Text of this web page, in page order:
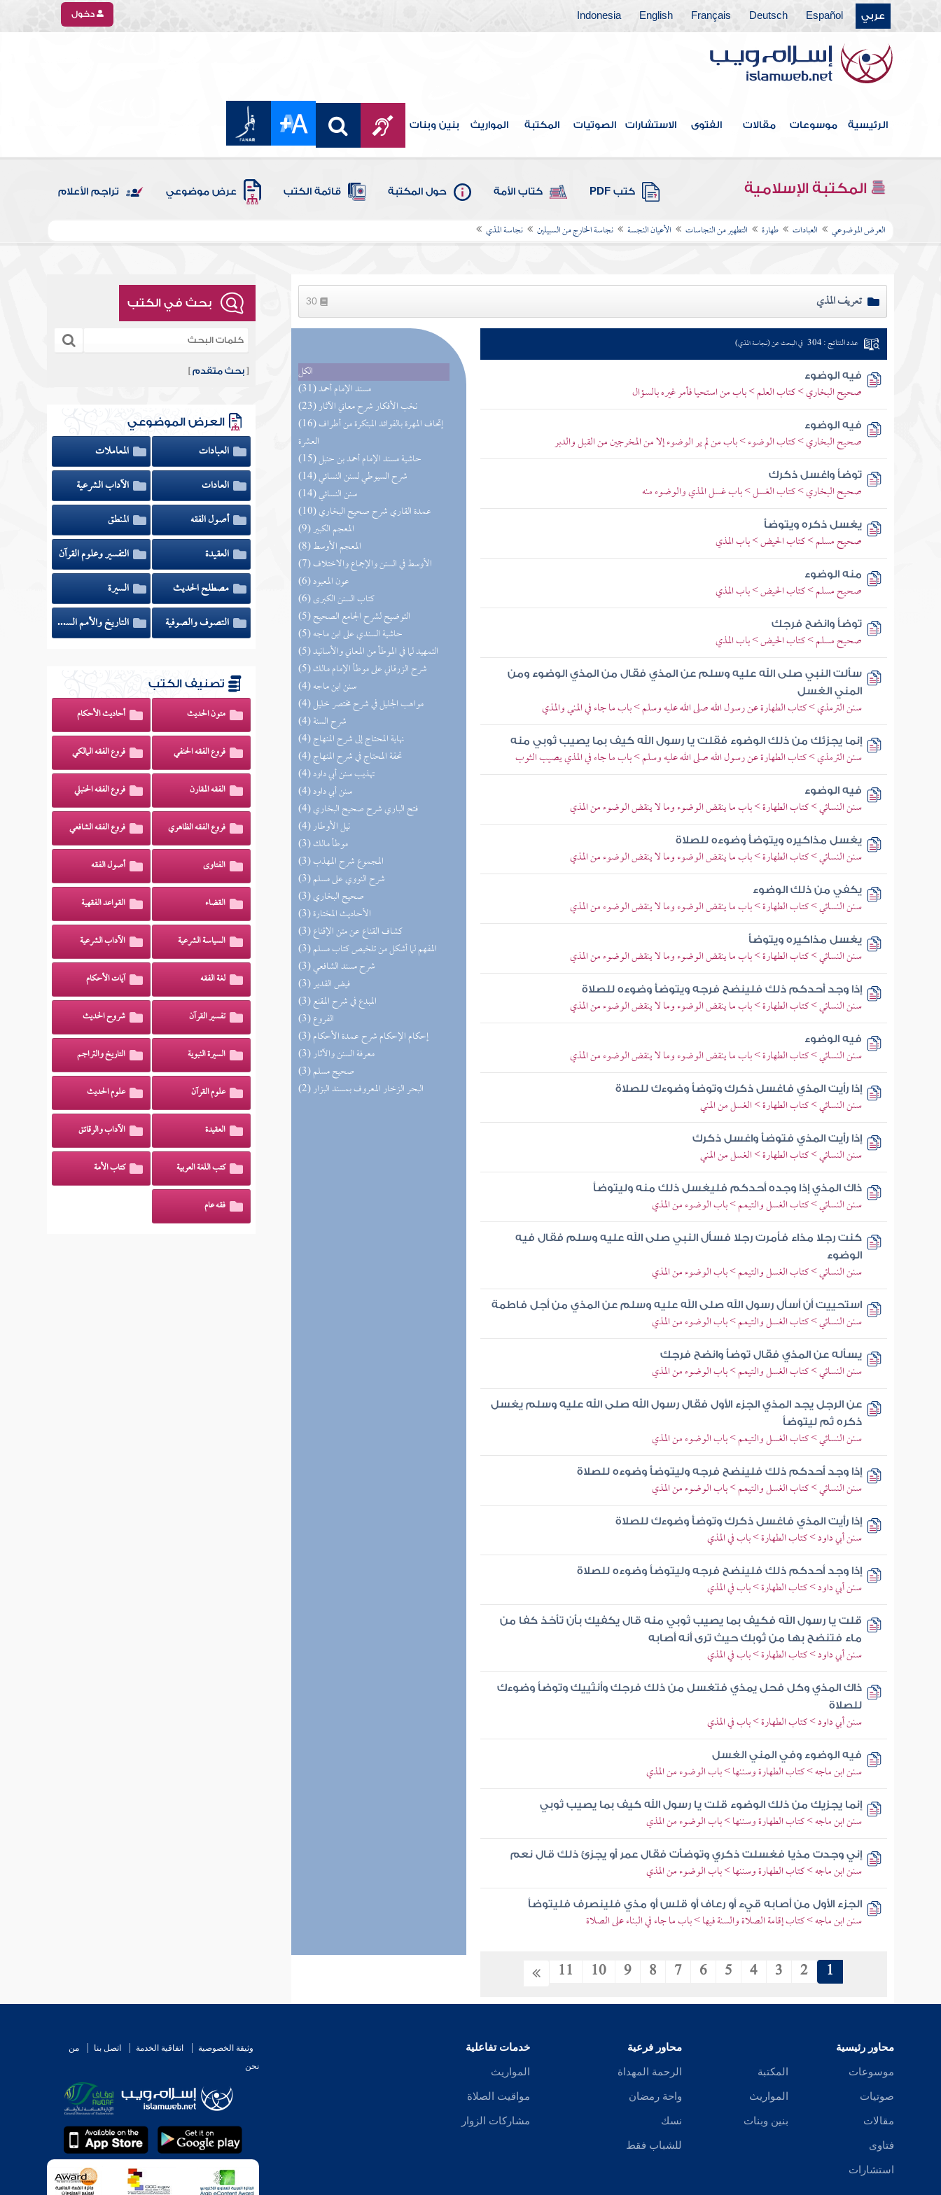
عربي Español
Deutsch
Français
English
Indonesia دخول
الرئيسية موسوعات مقالات الفتوى الاستشارات الصوتيات المكتبة المواريث بنين وبنات
المكتبة الإسلامية كتب PDF كتاب الأمة حول المكتبة قائمة الكتب عرض موضوعي تراجم الأعلام
العرض الموضوعي العبادات طهارة التطهير من النجاسات الأعيان النجسة نجاسة الخارج من السبيلين نجاسة المذي
تعريف المذي
الكل
(31) مسند الإمام أحمد
(23) نخب الأفكار شرح معاني الآثار
(16) إتحاف المهرة بالفوائد المبتكرة من أطراف
العشرة
(15) حاشية مسند الإمام أحمد بن حنبل
(14) شرح السيوطي لسنن النسائي
(14) سنن النسائي
(10) عمدة القاري شرح صحيح البخاري
(9) المعجم الكبير
(8) المعجم الأوسط
(7) الأوسط في السنن والإجماع والاختلاف
(6) عون المعبود
(6) كتاب السنن الكبرى
(5) التوضيح لشرح الجامع الصحيح
(5) حاشية السندي على ابن ماجه
(5) التمهيد لما في الموطأ من المعاني والأسانيد
(5) شرح الزرقاني على موطأ الإمام مالك
(4) سنن ابن ماجه
(4) مواهب الجليل في شرح مختصر خليل
(4) شرح السنة
(4) نهاية المحتاج إلى شرح المنهاج
(4) تحفة المحتاج في شرح المنهاج
(4) تهذيب سنن أبي داود
(4) سنن أبي داود
(4) فتح الباري شرح صحيح البخاري
(4) نيل الأوطار
(3) موطأ مالك
(3) المجموع شرح المهذب
(3) شرح النووي على مسلم
(3) صحيح البخاري
(3) الأحاديث المختارة
(3) كشاف القناع عن متن الإقناع
(3) المفهم لما أشكل من تلخيص كتاب مسلم
(3) شرح مسند الشافعي
(3) فيض القدير
(3) المبدع في شرح المقنع
(3) الفروع
(3) إحكام الإحكام شرح عمدة الأحكام
(3) معرفة السنن والآثار
(3) صحيح مسلم
(2) البحر الزخار المعروف بمسند البزار
عدد النتائج : 304 في البحث عن (نجاسة المذي)
فيه الوضوء
صحيح البخاري > كتاب العلم > باب من استحيا فأمر غيره بالسؤال
فيه الوضوء
صحيح البخاري > كتاب الوضوء > باب من لم ير الوضوء إلا من المخرجين من القبل والدبر
توضأ واغسل ذكرك
صحيح البخاري > كتاب الغسل > باب غسل المذي والوضوء منه
يغسل ذكره ويتوضأ
صحيح مسلم > كتاب الحيض > باب المذي
منه الوضوء
صحيح مسلم > كتاب الحيض > باب المذي
توضأ وانضح فرجك
صحيح مسلم > كتاب الحيض > باب المذي
سألت النبي صلى الله عليه وسلم عن المذي فقال من المذي الوضوء ومن
المني الغسل
سنن الترمذي > كتاب الطهارة عن رسول الله صلى الله عليه وسلم > باب ما جاء في المني والمذي
إنما يجزئك من ذلك الوضوء فقلت يا رسول الله كيف بما يصيب ثوبي منه
سنن الترمذي > كتاب الطهارة عن رسول الله صلى الله عليه وسلم > باب ما جاء في المذي يصيب الثوب
فيه الوضوء
سنن النسائي > كتاب الطهارة > باب ما ينقض الوضوء وما لا ينقض الوضوء من المذي
يغسل مذاكيره ويتوضأ وضوءه للصلاة
سنن النسائي > كتاب الطهارة > باب ما ينقض الوضوء وما لا ينقض الوضوء من المذي
يكفي من ذلك الوضوء
سنن النسائي > كتاب الطهارة > باب ما ينقض الوضوء وما لا ينقض الوضوء من المذي
يغسل مذاكيره ويتوضأ
سنن النسائي > كتاب الطهارة > باب ما ينقض الوضوء وما لا ينقض الوضوء من المذي
إذا وجد أحدكم ذلك فلينضح فرجه ويتوضأ وضوءه للصلاة
سنن النسائي > كتاب الطهارة > باب ما ينقض الوضوء وما لا ينقض الوضوء من المذي
فيه الوضوء
سنن النسائي > كتاب الطهارة > باب ما ينقض الوضوء وما لا ينقض الوضوء من المذي
إذا رأيت المذي فاغسل ذكرك وتوضأ وضوءك للصلاة
سنن النسائي > كتاب الطهارة > الغسل من المني
إذا رأيت المذي فتوضأ واغسل ذكرك
سنن النسائي > كتاب الطهارة > الغسل من المني
ذاك المذي إذا وجده أحدكم فليغسل ذلك منه وليتوضأ
سنن النسائي > كتاب الغسل والتيمم > باب الوضوء من المذي
كنت رجلا مذاء فأمرت رجلا فسأل النبي صلى الله عليه وسلم فقال فيه
الوضوء
سنن النسائي > كتاب الغسل والتيمم > باب الوضوء من المذي
استحييت أن أسأل رسول الله صلى الله عليه وسلم عن المذي من أجل فاطمة
سنن النسائي > كتاب الغسل والتيمم > باب الوضوء من المذي
يسأله عن المذي فقال توضأ وانضح فرجك
سنن النسائي > كتاب الغسل والتيمم > باب الوضوء من المذي
عن الرجل يجد المذي الجزء الأول فقال رسول الله صلى الله عليه وسلم يغسل
ذكره ثم ليتوضأ
سنن النسائي > كتاب الغسل والتيمم > باب الوضوء من المذي
إذا وجد أحدكم ذلك فلينضح فرجه وليتوضأ وضوءه للصلاة
سنن النسائي > كتاب الغسل والتيمم > باب الوضوء من المذي
إذا رأيت المذي فاغسل ذكرك وتوضأ وضوءك للصلاة
سنن أبي داود > كتاب الطهارة > باب في المذي
إذا وجد أحدكم ذلك فلينضح فرجه وليتوضأ وضوءه للصلاة
سنن أبي داود > كتاب الطهارة > باب في المذي
قلت يا رسول الله فكيف بما يصيب ثوبي منه قال يكفيك بأن تأخذ كفا من
ماء فتنضح بها من ثوبك حيث ترى أنه أصابه
سنن أبي داود > كتاب الطهارة > باب في المذي
ذاك المذي وكل فحل يمذي فتغسل من ذلك فرجك وأنثييك وتوضأ وضوءك
للصلاة
سنن أبي داود > كتاب الطهارة > باب في المذي
فيه الوضوء وفي المني الغسل
سنن ابن ماجه > كتاب الطهارة وسننها > باب الوضوء من المذي
إنما يجزيك من ذلك الوضوء قلت يا رسول الله كيف بما يصيب ثوبي
سنن ابن ماجه > كتاب الطهارة وسننها > باب الوضوء من المذي
إني وجدت مذيا فغسلت ذكري وتوضأت فقال عمر أو يجزئ ذلك قال نعم
سنن ابن ماجه > كتاب الطهارة وسننها > باب الوضوء من المذي
الجزء الأول من أصابه قيء أو رعاف أو قلس أو مذي فلينصرف فليتوضأ
سنن ابن ماجه > كتاب إقامة الصلاة والسنة فيها > باب ما جاء في البناء على الصلاة
1
2
3
4
5
6
7
8
9
10
11
بحث في الكتب
[بحث متقدم ]
العرض الموضوعي
العبادات
المعاملات
العادات
الآداب الشرعية
أصول الفقه
المنطق
العقيدة
التفسير وعلوم القرآن
مصطلح الحديث
السيرة
التصوف والصوفية
التاريخ والأمم السابقة
تصنيف الكتب
متون الحديث أحاديث الأحكام
فروع الفقه الحنفي فروع الفقه المالكي
الفقه المقارن فروع الفقه الحنبلي
فروع الفقه الظاهري فروع الفقه الشافعي
الفتاوى أصول الفقه
القضاء القواعد الفقهية
السياسة الشرعية الآداب الشرعية
لغة الفقه آيات الأحكام
تفسير القرآن شروح الحديث
السيرة النبوية التاريخ والتراجم
علوم القرآن علوم الحديث
العقيدة الآداب والرقائق
كتب اللغة العربية كتاب الأمة
فقه عام
محاور رئيسية
موسوعات
صوتيات
مقالات
فتاوى
استشارات
المكتبة
المواريث
بنين وبنات
محاور فرعية
الرحمة المهداة
واحة رمضان
نسك
للشباب فقط
خدمات تفاعلية
المواريث
مواقيت الصلاة
مشاركات الزوار
وثيقة الخصوصية اتفاقية الخدمة اتصل بنا
من
نحن